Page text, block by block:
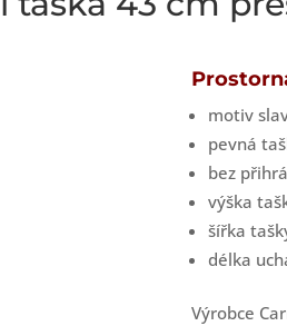
motiv
pevná
bez
výška
šířka
délka
Výrobce